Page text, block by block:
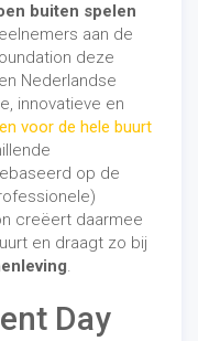
buiten spelen
aan de
deze
Nederlandse
innovatieve en
voor de hele buurt
op de
creëert daarmee
en draagt zo bij
.
Day